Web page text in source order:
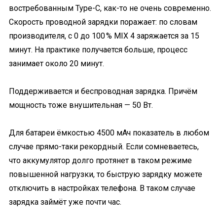
востребованным Type-C, как-то не очень современно.
Скорость проводной зарядки поражает: по словам
производителя, с 0 до 100 % MIX 4 заряжается за 15
минут. На практике получается больше, процесс
занимает около 20 минут.
Поддерживается и беспроводная зарядка. Причём
мощность тоже внушительная — 50 Вт.
Для батареи ёмкостью 4500 мАч показатель в любом
случае прямо-таки рекордный. Если сомневаетесь,
что аккумулятор долго протянет в таком режиме
повышенной нагрузки, то быструю зарядку можете
отключить в настройках телефона. В таком случае
зарядка займёт уже почти час.